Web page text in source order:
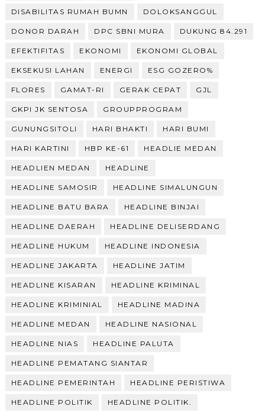
DISABILITAS RUMAH BUMN DOLOKSANGGUL
DONOR DARAH DPC SBNI MURA DUKUNG 84.291
EFEKTIFITAS EKONOMI EKONOMI GLOBAL
EKSEKUSI LAHAN ENERGI ESG GOZERO%
FLORES GAMAT-RI GERAK CEPAT GJL
GKPI JK SENTOSA GROUPPROGRAM
GUNUNGSITOLI HARI BHAKTI HARI BUMI
HARI KARTINI HBP KE-61 HEADLIE MEDAN
HEADLIEN MEDAN HEADLINE
HEADLINE SAMOSIR HEADLINE SIMALUNGUN
HEADLINE BATU BARA HEADLINE BINJAI
HEADLINE DAERAH HEADLINE DELISERDANG
HEADLINE HUKUM HEADLINE INDONESIA
HEADLINE JAKARTA HEADLINE JATIM
HEADLINE KISARAN HEADLINE KRIMINAL
HEADLINE KRIMINIAL HEADLINE MADINA
HEADLINE MEDAN HEADLINE NASIONAL
HEADLINE NIAS HEADLINE PALUTA
HEADLINE PEMATANG SIANTAR
HEADLINE PEMERINTAH HEADLINE PERISTIWA
HEADLINE POLITIK HEADLINE POLITIK.